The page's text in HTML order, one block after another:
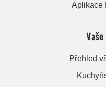
Aplikace
Přehled